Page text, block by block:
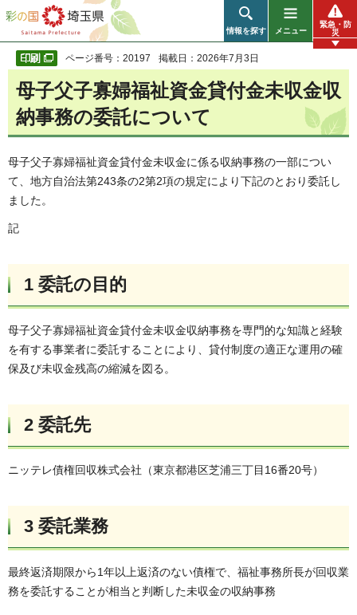
彩の国 埼玉県
情報を探す メニュー
緊急・防
災
ページ番号：20197 掲載日：2026年7月3日
母子父子寡婦福祉資金貸付金未収金収
納事務の委託について
母子父子寡婦福祉資金貸付金未収金に係る収納事務の一部につい
て、地方自治法第243条の2第2項の規定により下記のとおり委託し
ました。
記
1 委託の目的
母子父子寡婦福祉資金貸付金未収金収納事務を専門的な知識と経験
を有する事業者に委託することにより、貸付制度の適正な運用の確
保及び未収金残高の縮減を図る。
2 委託先
ニッテレ債権回収株式会社（東京都港区芝浦三丁目16番20号）
3 委託業務
最終返済期限から1年以上返済のない債権で、福祉事務所長が回収業
務を委託することが相当と判断した未収金の収納事務